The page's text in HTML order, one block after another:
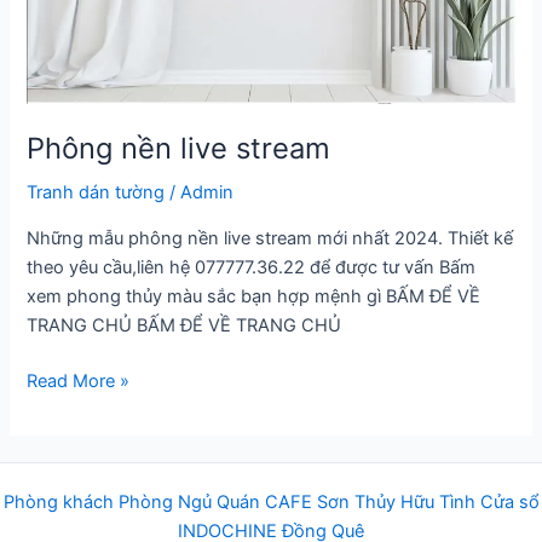
Phông nền live stream
Tranh dán tường /Admin
Những mẫu phông nền live stream mới nhất 2024. Thiết kế
theo yêu cầu,liên hệ 077777.36.22 để được tư vấn Bấm
xem phong thủy màu sắc bạn hợp mệnh gì BẤM ĐỂ VỀ
TRANG CHỦ BẤM ĐỂ VỀ TRANG CHỦ
Phông
stream
Read More »
Phòng khách Phòng Ngủ Quán CAFE Sơn Thủy Hữu Tình Cửa sổ
INDOCHINE Đồng Quê